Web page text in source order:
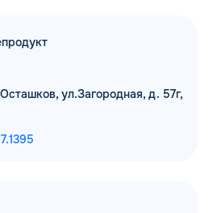
ул.Загородная, д. 57г,